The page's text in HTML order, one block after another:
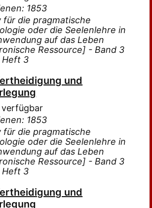
1853
für die pragmatische
oder die Seelenlehre in
auf das Leben
Ressource] - Band 3
3
und
verfügbar
1853
für die pragmatische
oder die Seelenlehre in
auf das Leben
Ressource] - Band 3
3
und